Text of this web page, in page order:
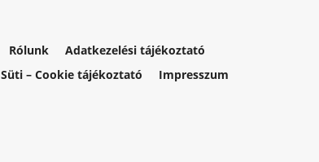
Rólunk
Adatkezelési tájékoztató
Süti – Cookie tájékoztató
Impresszum